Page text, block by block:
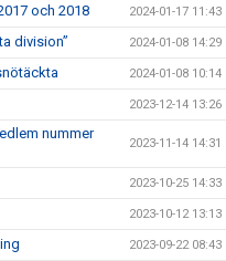
och 2018 2024-01-17 11:43
division” 2024-01-08 14:29
2024-01-08 10:14
2023-12-14 13:26
nummer
2023-11-14 14:31
2023-10-25 14:33
2023-10-12 13:13
2023-09-22 08:43